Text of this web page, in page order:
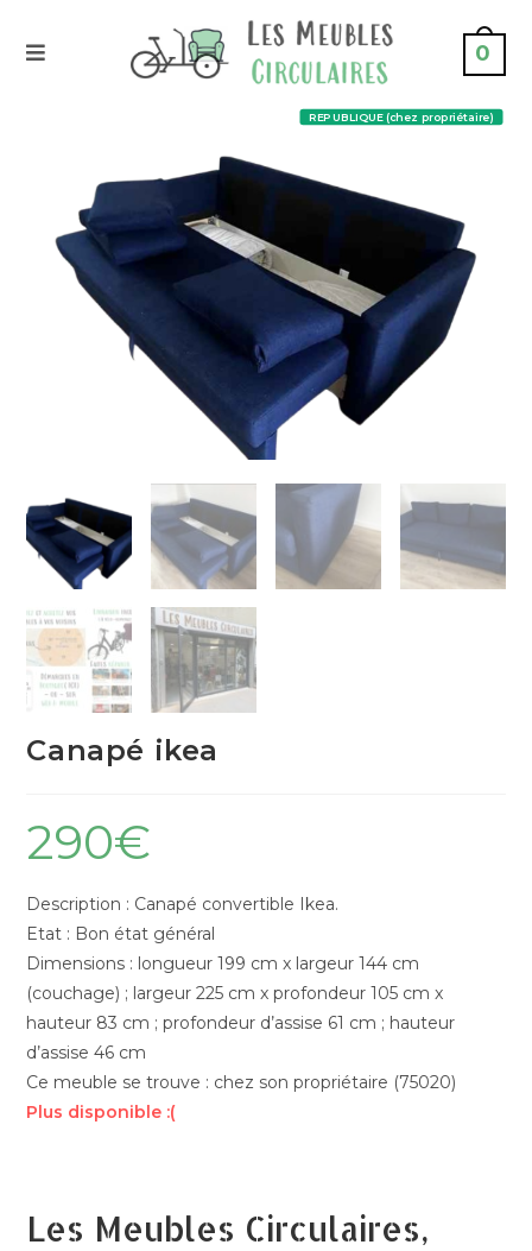
0
REPUBLIQUE (chez propriétaire)
Canapé ikea
290€
Description : Canapé convertible Ikea.
Etat : Bon état général
Dimensions : longueur 199 cm x largeur 144 cm
(couchage) ; largeur 225 cm x profondeur 105 cm x
hauteur 83 cm ; profondeur d’assise 61 cm ; hauteur
d’assise 46 cm
Ce meuble se trouve : chez son propriétaire (75020)
Plus disponible :(
Les Meubles Circulaires,